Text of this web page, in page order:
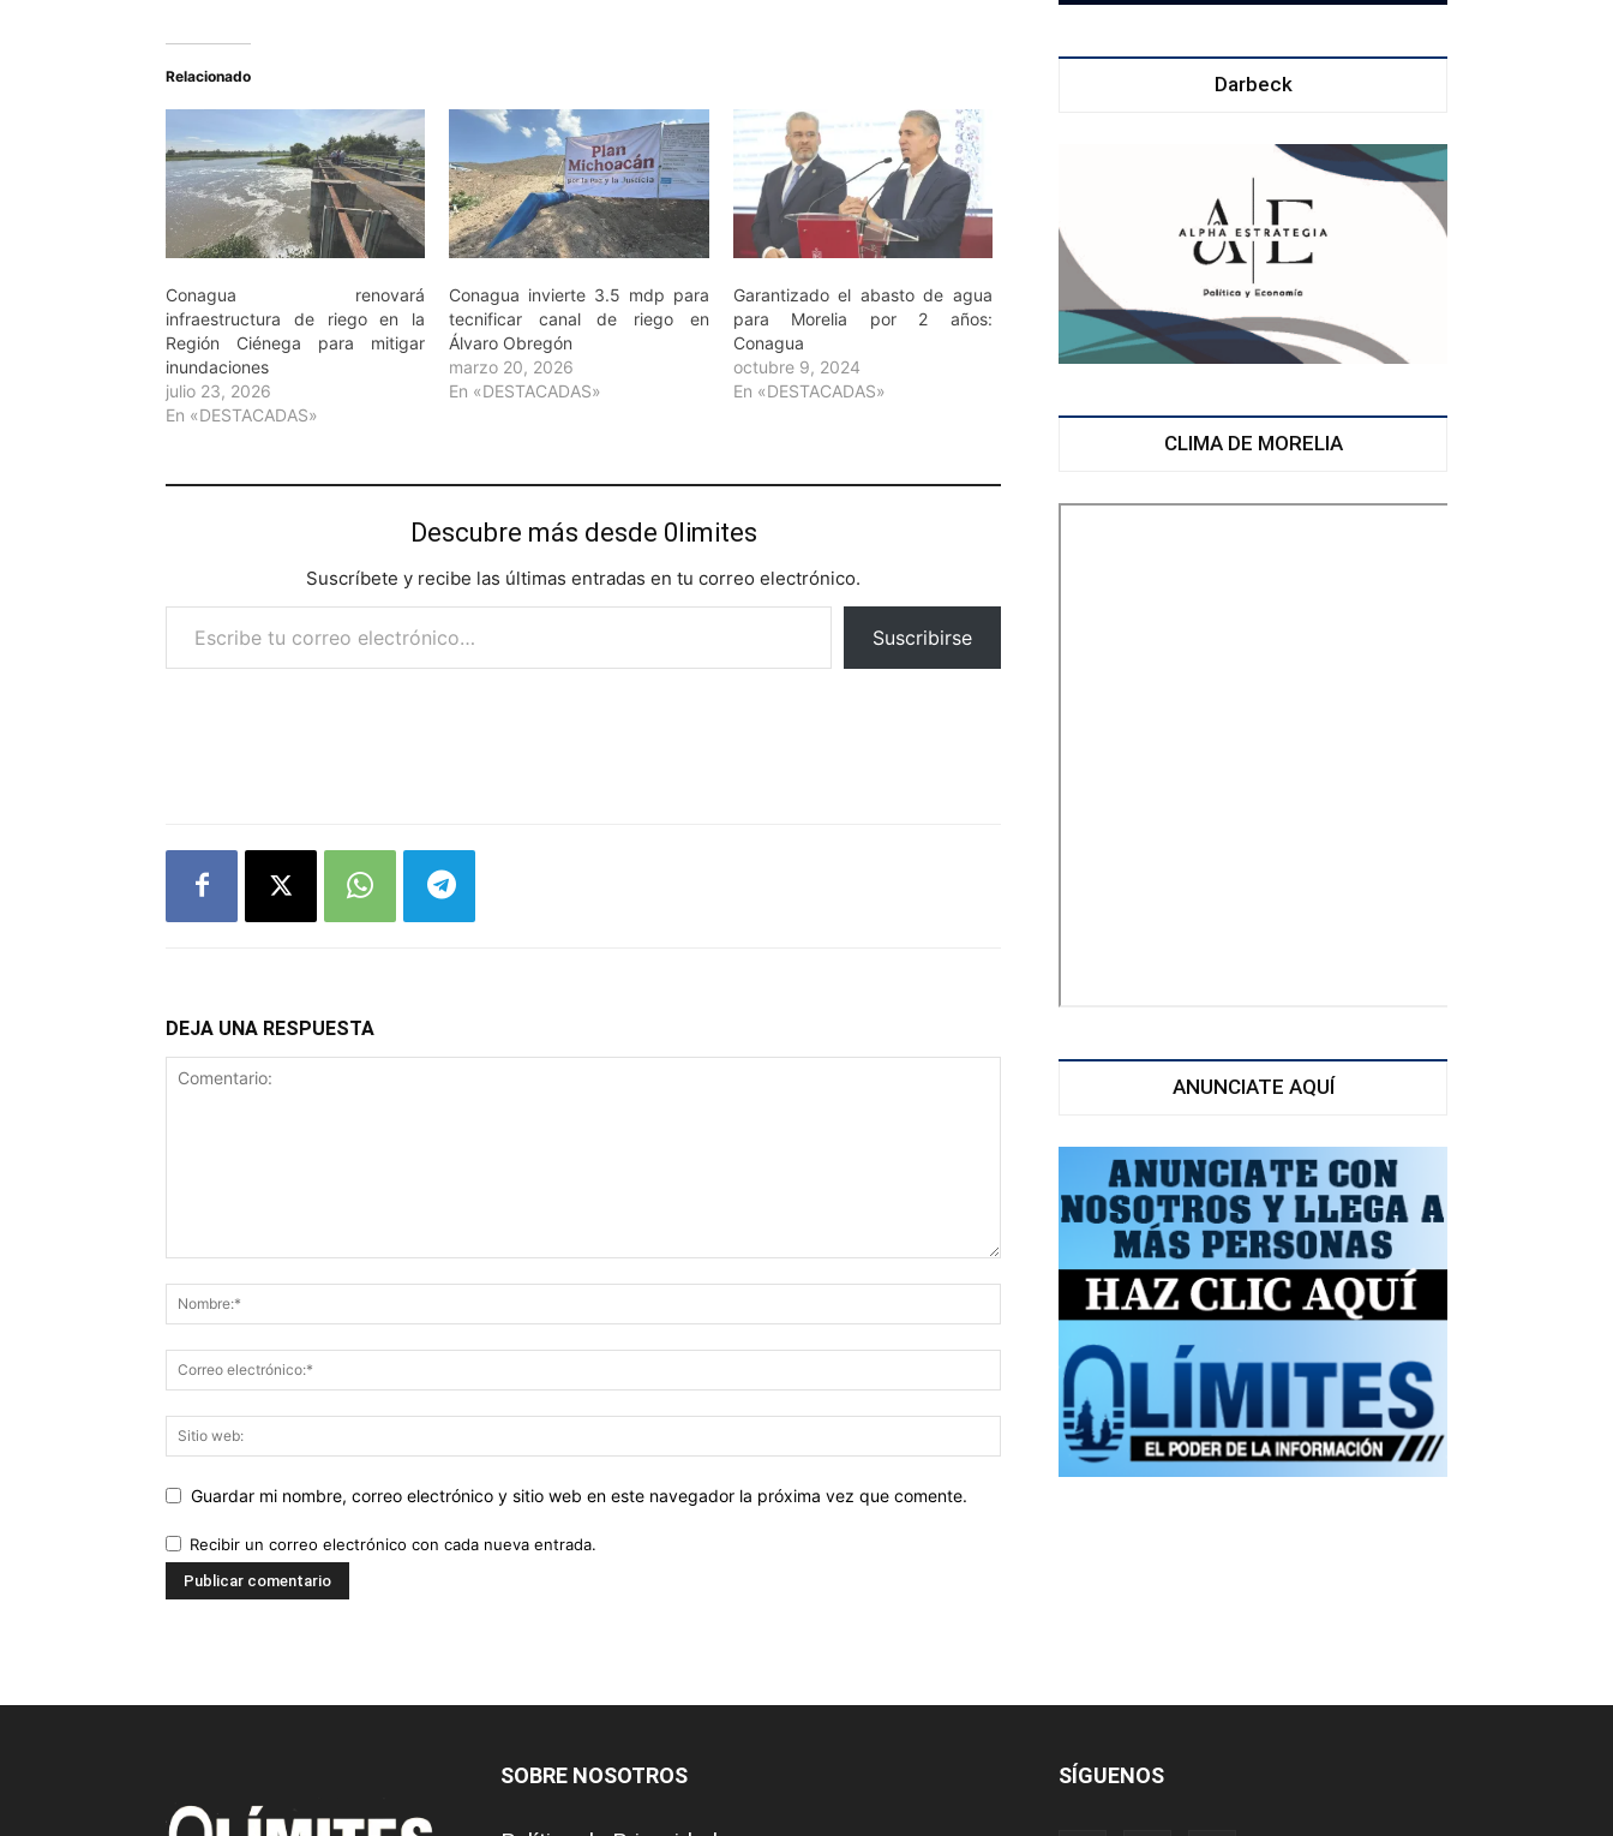
Relacionado
Conagua renovará
infraestructura de riego en la
Región Ciénega para mitigar
inundaciones
julio 23, 2026
En «DESTACADAS»
Conagua invierte 3.5 mdp para
tecnificar canal de riego en
Álvaro Obregón
marzo 20, 2026
En «DESTACADAS»
Garantizado el abasto de agua
para Morelia por 2 años:
Conagua
octubre 9, 2024
En «DESTACADAS»
Descubre más desde 0limites
Suscríbete y recibe las últimas entradas en tu correo electrónico.
Escribe tu correo electrónico…
Suscribirse
DEJA UNA RESPUESTA
Guardar mi nombre, correo electrónico y sitio web en este navegador la próxima vez que comente.
Recibir un correo electrónico con cada nueva entrada.
Darbeck
CLIMA DE MORELIA
ANUNCIATE AQUÍ
SOBRE NOSOTROS SÍGUENOS